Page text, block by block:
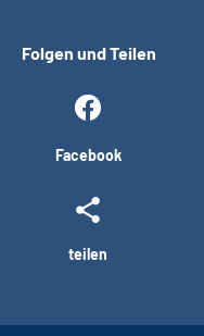
Folgen und Teilen
Facebook
teilen